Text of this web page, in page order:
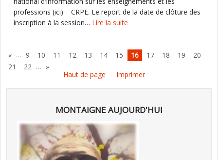
professions (ici) CRPE. Le report de la date de clôture des
inscription à la session… Lire la suite
« … 9 10 11 12 13 14 15 16 17 18 19
20
21
22 … »
Haut de page
Imprimer
MONTAIGNE AUJOURD'HUI